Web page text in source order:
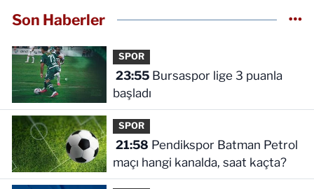
Son Haberler
SPOR
23:55Bursaspor lige 3 puanla
başladı
SPOR
21:58
maçı hangi kanalda, saat kaçta?